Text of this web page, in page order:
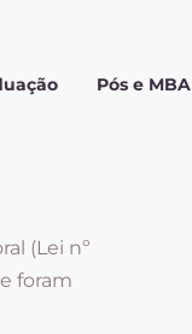
Pós e MBA
(Lei nº
foram